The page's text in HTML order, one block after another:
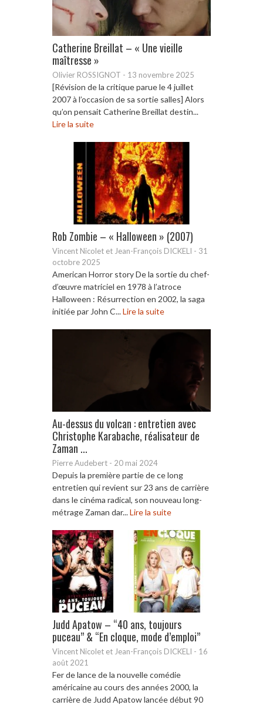
Catherine Breillat – « Une vieille
maîtresse »
Olivier ROSSIGNOT - 13 novembre 2025
[Révision de la critique parue le 4 juillet
2007 à l’occasion de sa sortie salles] Alors
qu’on pensait Catherine Breillat destin...
Lire la suite
Rob Zombie – « Halloween » (2007)
Vincent Nicolet et Jean-François DICKELI - 31
octobre 2025
American Horror story De la sortie du chef-
d’œuvre matriciel en 1978 à l’atroce
Halloween : Résurrection en 2002, la saga
initiée par John C...Lire la suite
Au-dessus du volcan : entretien avec
Christophe Karabache, réalisateur de
Zaman ...
Pierre Audebert - 20 mai 2024
Depuis la première partie de ce long
entretien qui revient sur 23 ans de carrière
dans le cinéma radical, son nouveau long-
métrage Zaman dar...Lire la suite
Judd Apatow – “40 ans, toujours
puceau” & “En cloque, mode d’emploi”
Vincent Nicolet et Jean-François DICKELI - 16
août 2021
Fer de lance de la nouvelle comédie
américaine au cours des années 2000, la
carrière de Judd Apatow lancée début 90